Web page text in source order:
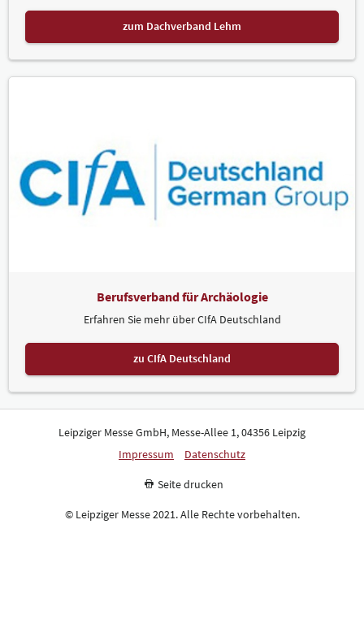
zum Dachverband Lehm
Berufsverband für Archäologie
Erfahren Sie mehr über CIfA Deutschland
zu CIfA Deutschland
Leipziger Messe GmbH, Messe-Allee 1, 04356 Leipzig
Impressum
Datenschutz
Seite drucken
© Leipziger Messe 2021. Alle Rechte vorbehalten.